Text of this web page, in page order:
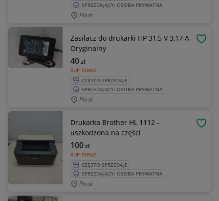
SPRZEDAJĄCY: OSOBA PRYWATNA
Płock
Zasilacz do drukarki HP 31,5 V 3,17 A
Oryginalny
KUP TERAZ
40zł
CZĘSTO SPRZEDAJE
SPRZEDAJĄCY: OSOBA PRYWATNA
Płock
Drukarka Brother HL 1112 -
uszkodzona na części
KUP TERAZ
100zł
CZĘSTO SPRZEDAJE
SPRZEDAJĄCY: OSOBA PRYWATNA
Płock